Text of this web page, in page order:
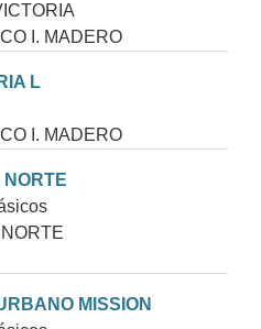
I. MADERO
L
I. MADERO
MISSION